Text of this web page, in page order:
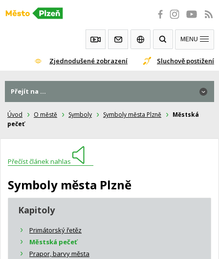
Přeskočit
Zjednodušené zobrazení Sluchově postižení
MENU
Úvod O městě Symboly Symboly města Plzně
Městská
pečeť
Přečíst článek nahlas
Symboly města Plzně
Kapitoly
Primátorský řetěz
Městská pečeť
Prapor, barvy města
Přejít na ...